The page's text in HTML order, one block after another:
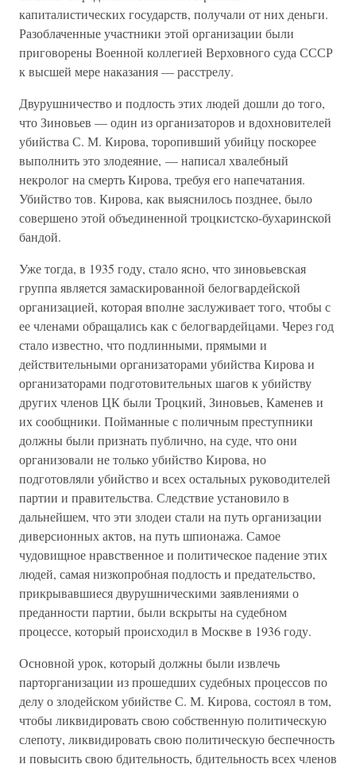
капиталистических государств, получали от них деньги.
Разоблаченные участники этой организации были
приговорены Военной коллегией Верховного суда СССР
к высшей мере наказания — расстрелу.
Двурушничество и подлость этих людей дошли до того,
что Зиновьев — один из организаторов и вдохновителей
убийства С. М. Кирова, торопивший убийцу поскорее
выполнить это злодеяние, — написал хвалебный
некролог на смерть Кирова, требуя его напечатания.
Убийство тов. Кирова, как выяснилось позднее, было
совершено этой объединенной троцкистско-бухаринской
бандой.
Уже тогда, в 1935 году, стало ясно, что зиновьевская
группа является замаскированной белогвардейской
организацией, которая вполне заслуживает того, чтобы с
ее членами обращались как с белогвардейцами. Через год
стало известно, что подлинными, прямыми и
действительными организаторами убийства Кирова и
организаторами подготовительных шагов к убийству
других членов ЦК были Троцкий, Зиновьев, Каменев и
их сообщники. Пойманные с поличным преступники
должны были признать публично, на суде, что они
организовали не только убийство Кирова, но
подготовляли убийство и всех остальных руководителей
партии и правительства. Следствие установило в
дальнейшем, что эти злодеи стали на путь организации
диверсионных актов, на путь шпионажа. Самое
чудовищное нравственное и политическое падение этих
людей, самая низкопробная подлость и предательство,
прикрывавшиеся двурушническими заявлениями о
преданности партии, были вскрыты на судебном
процессе, который происходил в Москве в 1936 году.
Основной урок, который должны были извлечь
парторганизации из прошедших судебных процессов по
делу о злодейском убийстве С. М. Кирова, состоял в том,
чтобы ликвидировать свою собственную политическую
слепоту, ликвидировать свою политическую беспечность
и повысить свою бдительность, бдительность всех членов